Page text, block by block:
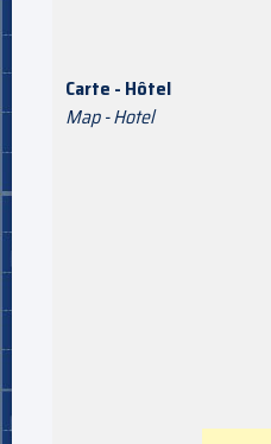
Carte - Hôtel
Map - Hotel